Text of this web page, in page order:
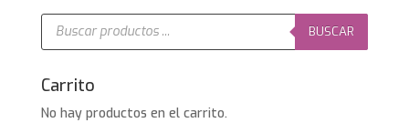
10,90€.8,72€.
Búsqueda
productos
BUSCAR
Carrito
No hay productos en el carrito.